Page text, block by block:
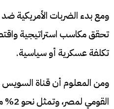
ومع بدء الضربات الأمريكية ضد
تحقق مكاسب استراتيجية
تكلفة عسكرية أو سياسية.
ومن المعلوم أن قناة